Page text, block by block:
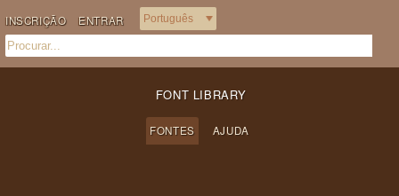
INSCRIÇÃO ENTRAR
FONT LIBRARY
FONTES AJUDA